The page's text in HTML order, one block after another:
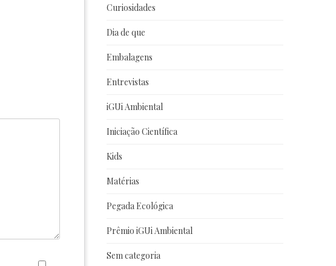
Curiosidades
Dia de que
Embalagens
Entrevistas
iGUi Ambiental
Iniciação Científica
Kids
Matérias
Pegada Ecológica
Prêmio iGUi Ambiental
Sem categoria